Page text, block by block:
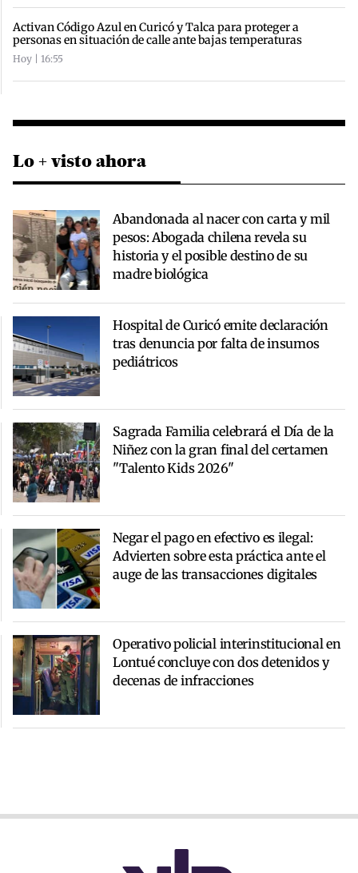
Activan Código Azul en Curicó y Talca para proteger a
personas en situación de calle ante bajas temperaturas
Hoy | 16:55
Lo + visto ahora
Abandonada al nacer con carta y mil
pesos: Abogada chilena revela su
historia y el posible destino de su
madre biológica
Hospital de Curicó emite declaración
tras denuncia por falta de insumos
pediátricos
Sagrada Familia celebrará el Día de la
Niñez con la gran final del certamen
"Talento Kids 2026"
Negar el pago en efectivo es ilegal:
Advierten sobre esta práctica ante el
auge de las transacciones digitales
Operativo policial interinstitucional en
Lontué concluye con dos detenidos y
decenas de infracciones